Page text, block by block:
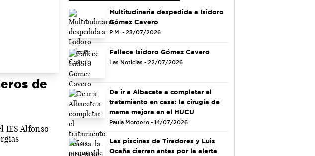
de
IES Alfonso
Multitudinaria despedida a Isidoro
Gómez Cavero
P.M. - 23/07/2026
Fallece Isidoro Gómez Cavero
Las Noticias - 22/07/2026
De ir a Albacete a completar el
tratamiento en casa: la cirugía de
mama mejora en el HUCU
Paula Montero - 14/07/2026
Las piscinas de Tiradores y Luis
Ocaña cierran antes por la alerta